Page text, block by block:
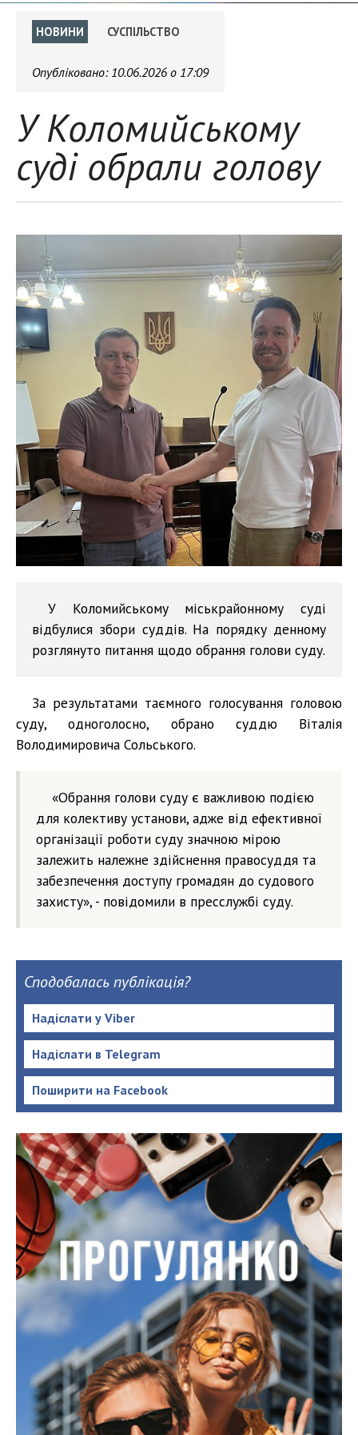
НОВИНИ СУСПІЛЬСТВО
Опубліковано: 10.06.2026 о 17:09
У Коломийському
суді обрали голову
У Коломийському міськрайонному суді
відбулися збори суддів. На порядку денному
розглянуто питання щодо обрання голови суду.
За результатами таємного голосування головою
суду, одноголосно, обрано суддю Віталія
Володимировича Сольського.
«Обрання голови суду є важливою подією
для колективу установи, адже від ефективної
організації роботи суду значною мірою
залежить належне здійснення правосуддя та
забезпечення доступу громадян до судового
захисту», - повідомили в пресслужбі суду.
Сподобалась публікація?
Надіслати у Viber
Надіслати в Telegram
Поширити на Facebook